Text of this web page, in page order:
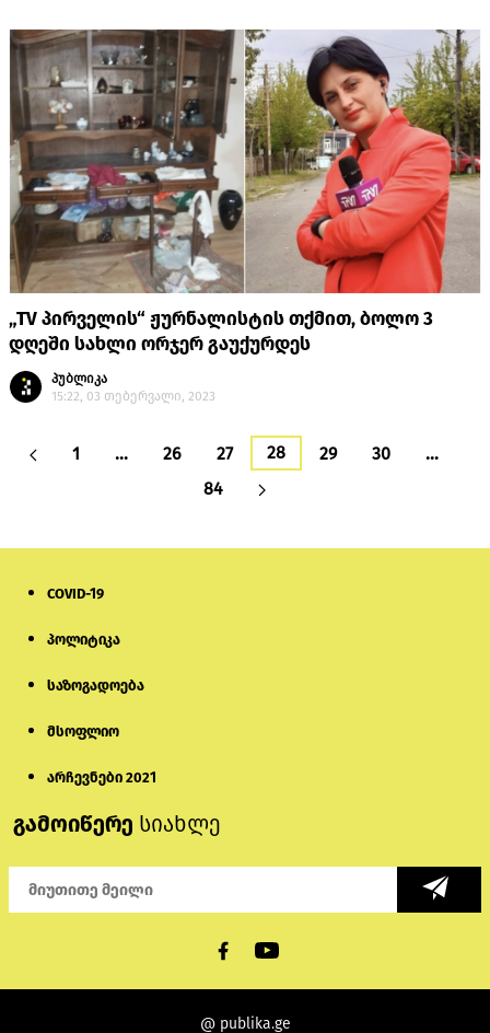
„TV პირველის“ ჟურნალისტის თქმით, ბოლო 3
დღეში სახლი ორჯერ გაუქურდეს
პუბლიკა
15:22, 03 თებერვალი, 2023
1 … 26 27 28 29 30
…
84
COVID-19
პოლიტიკა
საზოგადოება
მსოფლიო
არჩევნები 2021
გამოიწერე სიახლე
@ publika.ge